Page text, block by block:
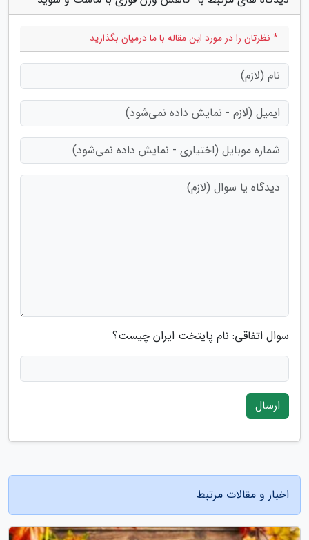
* نظرتان را در مورد این مقاله با ما درمیان بگذارید
سوال اتفاقی: نام پایتخت ایران چیست؟
ارسال
اخبار و مقالات مرتبط